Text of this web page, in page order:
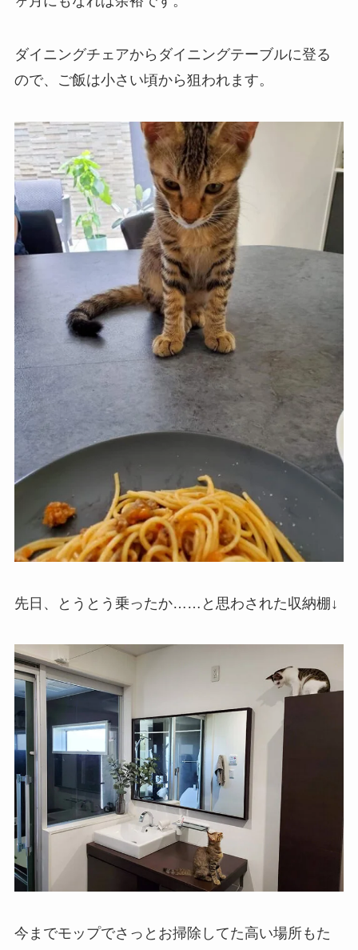
ダイニングチェアからダイニングテーブルに登る
ので、ご飯は小さい頃から狙われます。
先日、とうとう乗ったか……と思わされた収納棚↓
今までモップでさっとお掃除してた高い場所もた